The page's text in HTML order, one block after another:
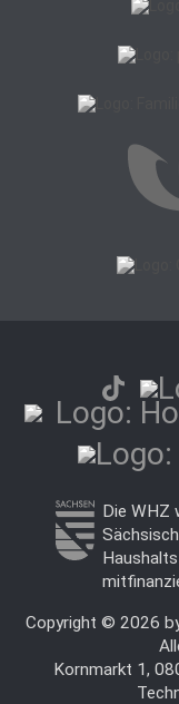
Die WHZ
Copyright © 2026
Kornmarkt 1,